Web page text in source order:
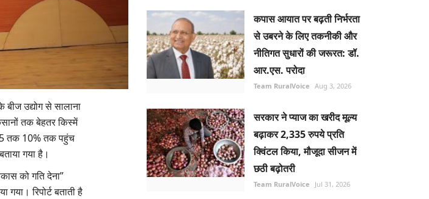
उद्योग से सालाना
तक बेहतर किस्में
तक 10% तक पहुंच
गया है।
को गति देना”
रिपोर्ट बताती है
कपास आयात पर बढ़ती निर्भरता
से उबरने के लिए तकनीकी और
नीतिगत सुधारों की जरूरत: डॉ.
आर.एस. परोदा
Team RuralVoice Aug 3, 2026
सरकार ने प्याज का खरीद मूल्य
बढ़ाकर 2,335 रुपये प्रति
क्विंटल किया, मौजूदा सीजन में
छठी बढ़ोतरी
Team RuralVoice Jul 31, 2026